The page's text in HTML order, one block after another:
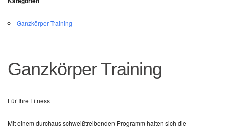
Ganzkörper Training
Ganzkörper Training
Für Ihre Fitness
Mit einem durchaus schweißtreibenden Programm halten sich die